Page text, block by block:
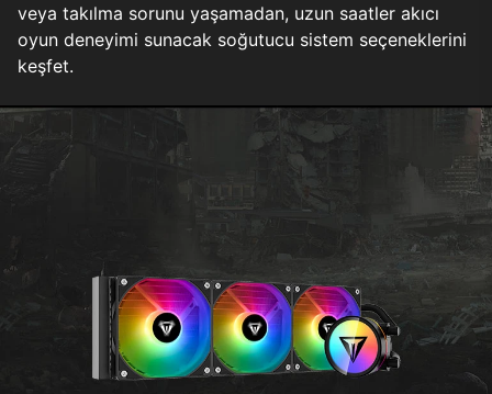
veya takılma sorunu yaşamadan, uzun saatler akıcı
oyun deneyimi sunacak soğutucu sistem seçeneklerini
keşfet.